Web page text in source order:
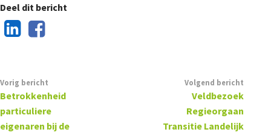
Deel dit bericht
Vorig bericht
Betrokkenheid
particuliere
eigenaren bij de
Volgend bericht
Veldbezoek
Regieorgaan
Transitie Landelijk